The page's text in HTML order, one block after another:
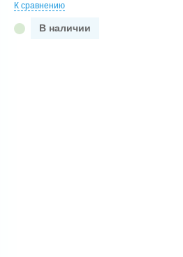
К сравнению
В наличии